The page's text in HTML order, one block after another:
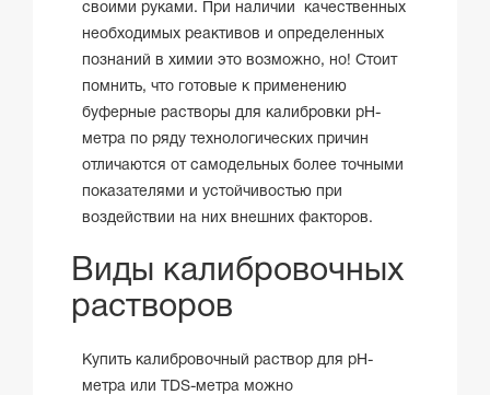
своими руками. При наличии качественных
необходимых реактивов и определенных
познаний в химии это возможно, но! Стоит
помнить, что готовые к применению
буферные растворы для калибровки pH-
метра по ряду технологических причин
отличаются от самодельных более точными
показателями и устойчивостью при
воздействии на них внешних факторов.
Виды калибровочных
растворов
Купить калибровочный раствор для pH-
метра или TDS-метра можно